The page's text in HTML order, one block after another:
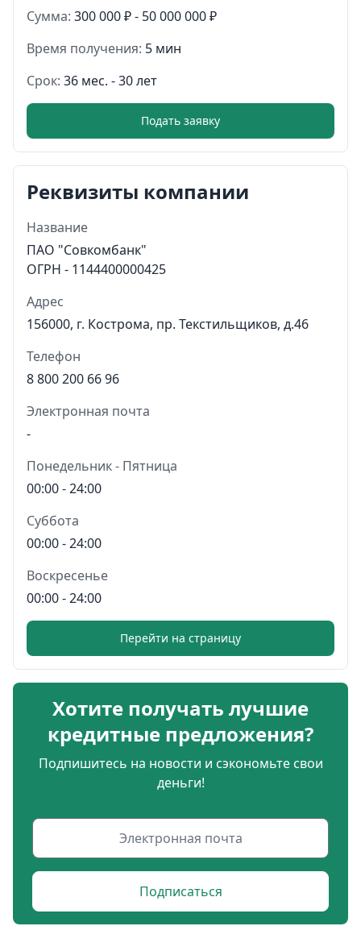
Сумма: 300 000 ₽ - 50 000 000 ₽
Время получения: 5 мин
Срок: 36 мес. - 30 лет
Подать заявку
Реквизиты компании
Название
ПАО "Совкомбанк"
ОГРН - 1144400000425
Адрес
156000, г. Кострома, пр. Текстильщиков, д.46
Телефон
8 800 200 66 96
Электронная почта
-
Понедельник - Пятница
00:00 - 24:00
Суббота
00:00 - 24:00
Воскресенье
00:00 - 24:00
Перейти на страницу
Хотите получать лучшие
кредитные предложения?
Подпишитесь на новости и сэкономьте свои
деньги!
Подписаться